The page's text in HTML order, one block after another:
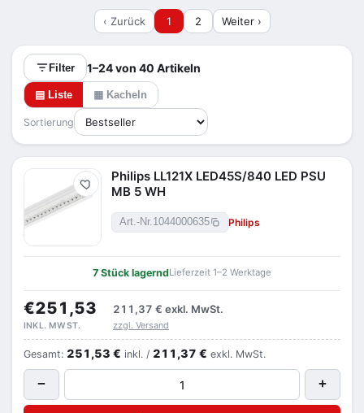
anpassbar. Wichtig bei der Auswahl: Tragschiene
und Lichteinsätze müssen zueinander passen,
denn nur abgestimmte Komponenten arbeiten
zusammen. Geplant wird nach Gesamtlänge,
gewünschter Lichtfarbe und Anzahl der Einsätze.
Konkrete Werte zu Leistung, Lichtstrom und
Schienenlänge finden Sie je Komponente in den
technischen Daten. Über die Filter links grenzen
Sie nach Ihren Vorgaben ein.
‹ Zurück 1 2 Weiter ›
Filter 1–24 von 40 Artikeln
▤ Liste ▦ Kacheln
Sortierung
Merken
Philips LL121X LED45S/840 LED PSU
MB 5 WH
Art.-Nr.1044000635 Philips
7 Stück lagerndLieferzeit 1–2 Werktage
€251,53 211,37 € exkl. MwSt.
INKL. MWST. zzgl. Versand
Gesamt: 251,53 € inkl. / 211,37 € exkl. MwSt.
− +